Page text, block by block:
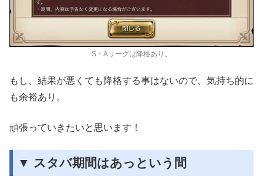
S・Aリーグは降格あり。
もし、結果が悪くても降格する事はないので、気持ち的に
も余裕あり。
頑張っていきたいと思います！
▼ スタバ期間はあっという間